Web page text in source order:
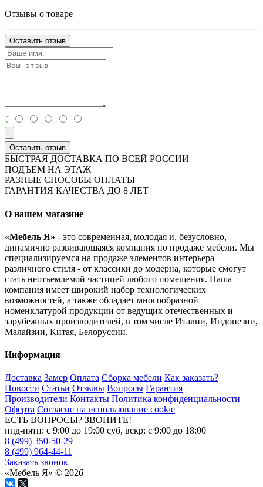
Отзывы о товаре
Оставить отзыв
:
Оставить отзыв
БЫСТРАЯ ДОСТАВКА ПО ВСЕЙ РОССИИ
ПОДЪЁМ НА ЭТАЖ
РАЗНЫЕ СПОСОБЫ ОПЛАТЫ
ГАРАНТИЯ КАЧЕСТВА ДО 8 ЛЕТ
О нашем магазине
«Мебель Я» - это современная, молодая и, безусловно,
динамично развивающаяся компания по продаже мебели. Мы
специализируемся на продаже элементов интерьера
различного стиля - от классики до модерна, которые смогут
стать неотъемлемой частицей любого помещения. Наша
компания имеет широкий набор технологических
возможностей, а также обладает многообразной
номенклатурой продукции от ведущих отечественных и
зарубежных производителей, в том числе Италии, Индонезии,
Малайзии, Китая, Белоруссии.
Информация
Доставка Замер Оплата Сборка мебели Как заказать?
Новости Статьи Отзывы Вопросы Гарантия
Производители Контакты Политика конфиденциальности
Оферта Согласие на использование cookie
ЕСТЬ ВОПРОСЫ? ЗВОНИТЕ!
пнд-пятн: с 9:00 до 19:00 суб, вскр: с 9:00 до 18:00
8 (499) 350-50-29
8 (499) 964-44-11
Заказать звонок
«Мебель Я» © 2026